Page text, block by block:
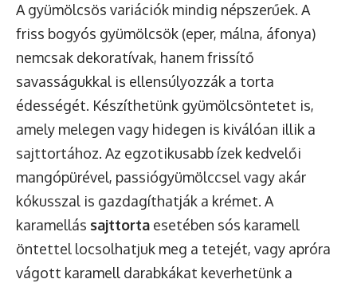
A gyümölcsös variációk mindig népszerűek. A
friss bogyós gyümölcsök (eper, málna, áfonya)
nemcsak dekoratívak, hanem frissítő
savasságukkal is ellensúlyozzák a torta
édességét. Készíthetünk gyümölcsöntetet is,
amely melegen vagy hidegen is kiválóan illik a
sajttortához. Az egzotikusabb ízek kedvelői
mangópürével, passiógyümölccsel vagy akár
kókusszal is gazdagíthatják a krémet. A
karamellás sajttorta esetében sós karamell
öntettel locsolhatjuk meg a tetejét, vagy apróra
vágott karamell darabkákat keverhetünk a